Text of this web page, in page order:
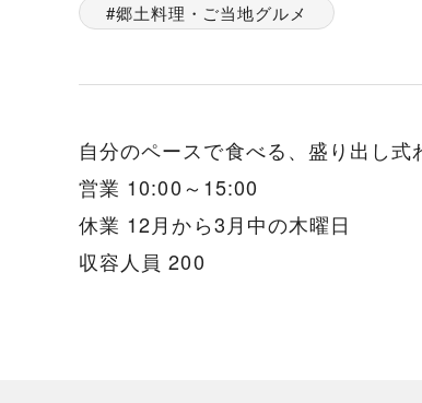
郷土料理・ご当地グルメ
自分のペースで食べる、盛り出し式
営業 10:00～15:00
休業 12月から3月中の木曜日
収容人員 200